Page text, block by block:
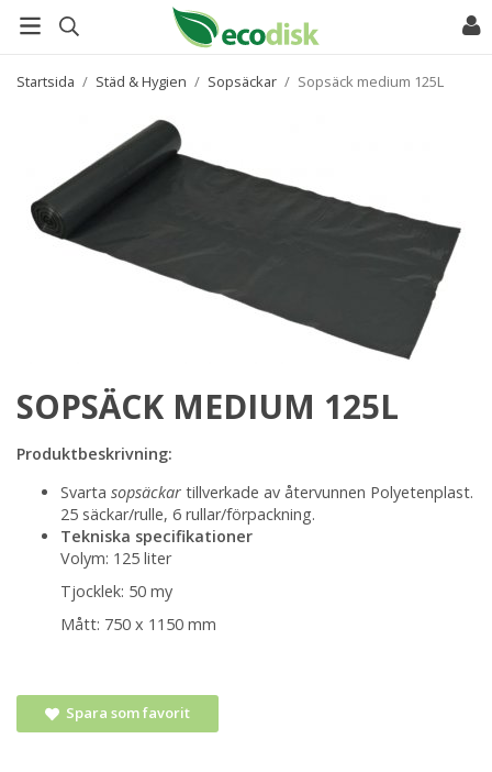
Startsida / Städ & Hygien / Sopsäckar / Sopsäck medium 125L
SOPSÄCK MEDIUM 125L
Produktbeskrivning:
Svarta sopsäckar tillverkade av återvunnen Polyetenplast.
25 säckar/rulle, 6 rullar/förpackning.
Tekniska specifikationer
Volym: 125 liter
Tjocklek: 50 my
Mått: 750 x 1150 mm
Spara som favorit